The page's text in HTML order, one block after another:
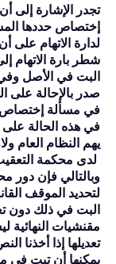
تجدر الإشارة إلى
إختصاص حددها
لدارة الاتهام
شطر بارة الاتهام
البت في الأصل
صدر بالإحالة على
في مسألة إختصاص
في هذه الحالة
يهم النظام العام
لدى محكمة
وبالتالي فإن دور
لتحديد الموقف
البت في ذلك دون
مقنشيات النهائية
تعديلها إذا أخذنا
يمكنها أن تبت في